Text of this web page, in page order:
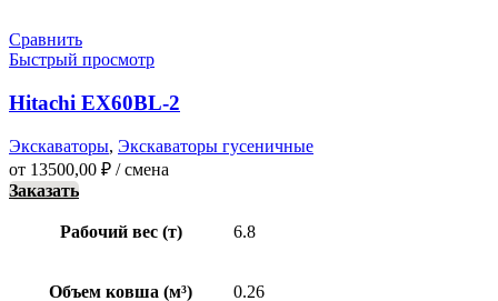
Сравнить
Быстрый просмотр
Hitachi EХ60BL-2
Экскаваторы, Экскаваторы гусеничные
от 13500,00 ₽ / смена
Заказать
Рабочий вес (т) 6.8
Объем ковша (м³) 0.26